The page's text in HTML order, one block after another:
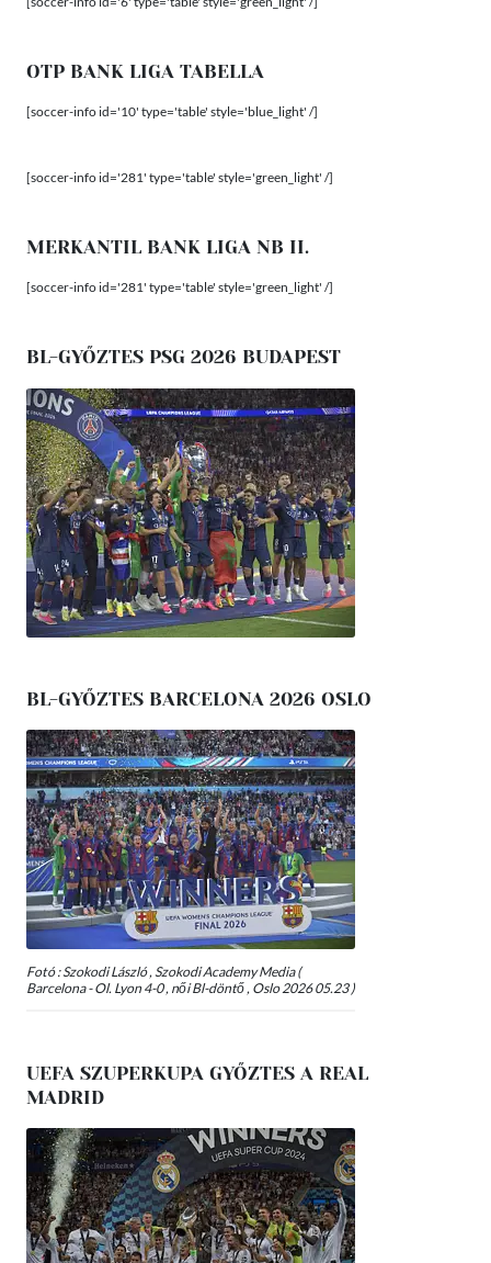
OTP BANK LIGA TABELLA
[soccer-info id='10' type='table' style='blue_light' /]
[soccer-info id='281' type='table' style='green_light' /]
MERKANTIL BANK LIGA NB II.
[soccer-info id='281' type='table' style='green_light' /]
BL-GYŐZTES PSG 2026 BUDAPEST
BL-GYŐZTES BARCELONA 2026 OSLO
Fotó : Szokodi László , Szokodi Academy Media (
Barcelona - Ol. Lyon 4-0 , női Bl-döntő , Oslo 2026 05.23 )
UEFA SZUPERKUPA GYŐZTES A REAL
MADRID